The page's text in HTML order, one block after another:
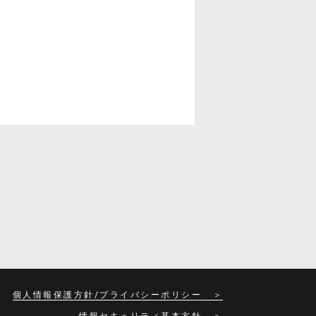
個人情報保護方針/プライバシーポリシー